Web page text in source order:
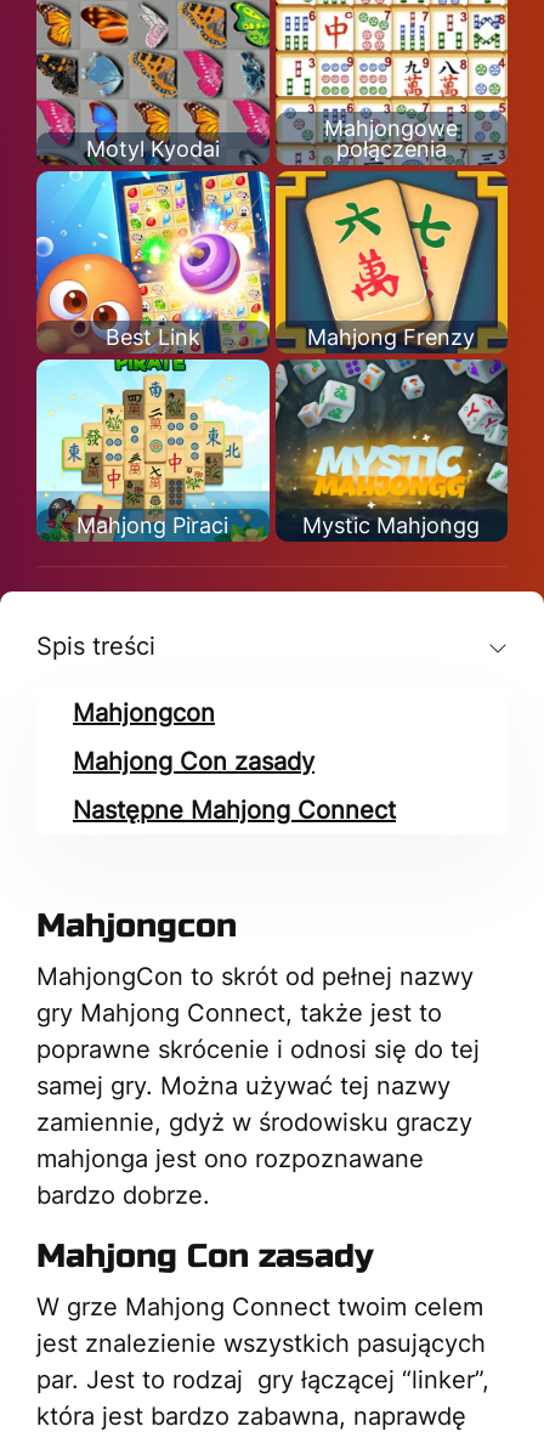
Motyl Kyodai
Mahjongowe
połączenia
Best Link Mahjong Frenzy
Mahjong Piraci Mystic Mahjongg
Spis treści
Mahjongcon
Mahjong Con zasady
Następne Mahjong Connect
Mahjongcon
MahjongCon to skrót od pełnej nazwy
gry Mahjong Connect, także jest to
poprawne skrócenie i odnosi się do tej
samej gry. Można używać tej nazwy
zamiennie, gdyż w środowisku graczy
mahjonga jest ono rozpoznawane
bardzo dobrze.
Mahjong Con zasady
W grze Mahjong Connect twoim celem
jest znalezienie wszystkich pasujących
par. Jest to rodzaj gry łączącej “linker”,
która jest bardzo zabawna, naprawdę